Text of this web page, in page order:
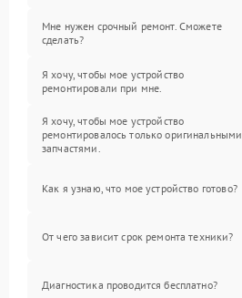
Мне нужен срочный ремонт. Сможете
сделать?
Я хочу, чтобы мое устройство
ремонтировали при мне.
Я хочу, чтобы мое устройство
ремонтировалось только оригинальными
запчастями.
Как я узнаю, что мое устройство готово?
От чего зависит срок ремонта техники?
Диагностика проводится бесплатно?